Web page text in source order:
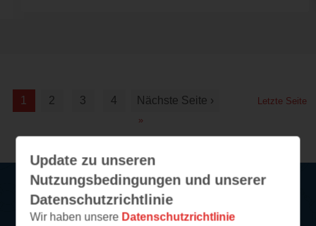
1 2 3 4 Nächste Seite ›
Letzte Seite
»
Update zu unseren
Nutzungsbedingungen und unserer
Datenschutzrichtlinie
Wir haben unsere Datenschutzrichtlinie
Service